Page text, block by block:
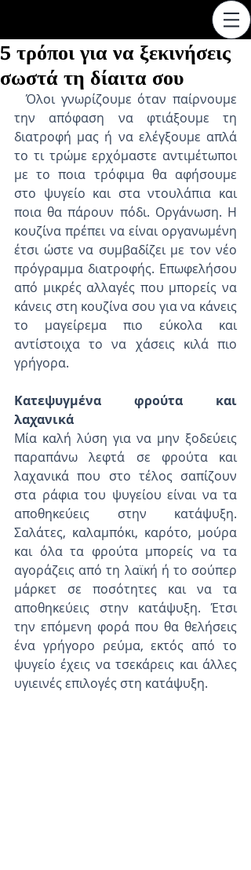
5 τρόποι για να ξεκινήσεις
σωστά τη δίαιτα σου
  Όλοι γνωρίζουμε όταν παίρνουμε
την απόφαση να φτιάξουμε τη
διατροφή μας ή να ελέγξουμε απλά
το τι τρώμε ερχόμαστε αντιμέτωποι
με το ποια τρόφιμα θα αφήσουμε
στο ψυγείο και στα ντουλάπια και
ποια θα πάρουν πόδι. Οργάνωση. Η
κουζίνα πρέπει να είναι οργανωμένη
έτσι ώστε να συμβαδίζει με τον νέο
πρόγραμμα διατροφής. Επωφελήσου
από μικρές αλλαγές που μπορείς να
κάνεις στη κουζίνα σου για να κάνεις
το μαγείρεμα πιο εύκολα και
αντίστοιχα το να χάσεις κιλά πιο
γρήγορα.
Κατεψυγμένα φρούτα και
λαχανικά
Μία καλή λύση για να μην ξοδεύεις
παραπάνω λεφτά σε φρούτα και
λαχανικά που στο τέλος σαπίζουν
στα ράφια του ψυγείου είναι να τα
αποθηκεύεις στην κατάψυξη.
Σαλάτες, καλαμπόκι, καρότο, μούρα
και όλα τα φρούτα μπορείς να τα
αγοράζεις από τη λαϊκή ή το σούπερ
μάρκετ σε ποσότητες και να τα
αποθηκεύεις στην κατάψυξη. Έτσι
την επόμενη φορά που θα θελήσεις
ένα γρήγορο ρεύμα, εκτός από το
ψυγείο έχεις να τσεκάρεις και άλλες
υγιεινές επιλογές στη κατάψυξη.